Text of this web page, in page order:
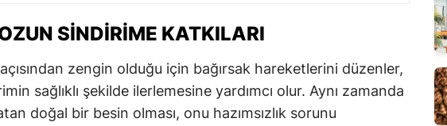
SINDIRIME KATKILARI
zengin olduğu için bağırsak hareketlerini düzenler,
sağlıklı şekilde ilerlemesine yardımcı olur. Aynı zamanda
doğal bir besin olması, onu hazımsızlık sorunu